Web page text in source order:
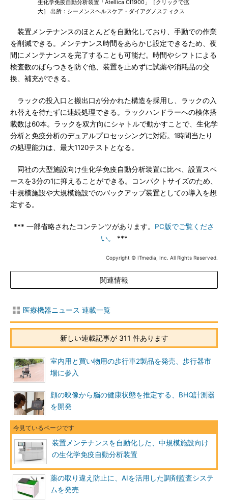
生化学免疫自動分析装置「Atellica CI1900」［クリックで拡
大］ 出所：シーメンスヘルスケア・ダイアグノスティクス
装置メンテナンスのほとんどを自動化しており、手動での作業
を削減できる。メンテナンス時間をあらかじ設定できるため、夜
間にメンテナンスを完了することも可能だ。時間やシフトによる
検査数のばらつきを防ぐ他、装置を止めずに試薬や消耗品の交
換、補充ができる。
ラックの投入口と搬出口が分かれた構造を採用し、ラックの入
れ替えを待たずに連続処理できる。ラックハンドラーへの検体搭
載数は60本。ラックを双方向にシャトルで動かすことで、生化学
分析と免疫分析のデュアルプロセッシングに対応。1時間当たり
の処理能力は、最大1120テストとなる。
同社の大型施設向け生化学免疫自動分析装置に比べ、設置スペ
ースを3分の1に抑えることができる。コンパクトサイズのため、
中規模施設や大規模施設でのバックアップ装置としての導入を想
定する。
*** 一部省略されたコンテンツがあります。 PC版でご覧くださ
い。
***
Copyright © ITmedia, Inc. All Rights Reserved.
関連情報
医療機器ニュース 連載一覧
新しい連載記事が 311 件あります
室内用と買い物用の歩行車2製品を発売、歩行器市
場に参入
顔の映像から脳の健康状態を推定する、BHQ計測器
を開発
装置メンテナンスを自動化した、中規模施設向け
の生化学免疫自動分析装置
薬の取り違え防止に、AIを活用した調剤監査システ
ムを発売